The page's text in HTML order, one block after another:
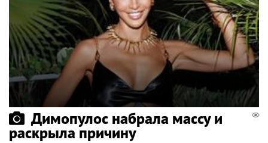
Димопулос набрала массу и
раскрыла причину